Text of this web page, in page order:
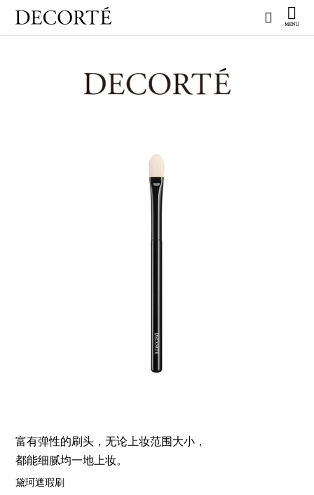
富有弹性的刷头，无论上妆范围大小，
都能细腻均一地上妆。
黛珂遮瑕刷